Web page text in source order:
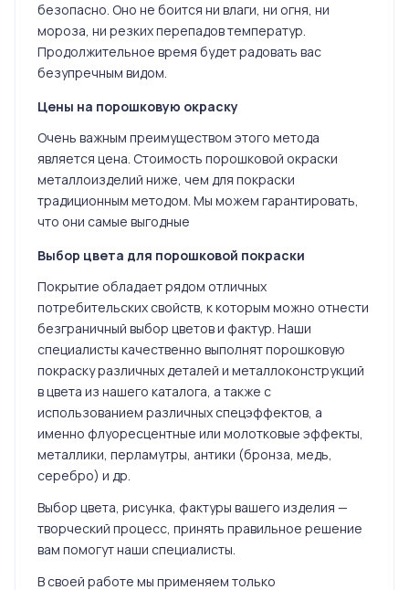
безопасно. Оно не боится ни влаги, ни огня, ни
мороза, ни резких перепадов температур.
Продолжительное время будет радовать вас
безупречным видом.
Цены на порошковую окраску
Очень важным преимуществом этого метода
является цена. Стоимость порошковой окраски
металлоизделий ниже, чем для покраски
традиционным методом. Мы можем гарантировать,
что они самые выгодные
Выбор цвета для порошковой покраски
Покрытие обладает рядом отличных
потребительских свойств, к которым можно отнести
безграничный выбор цветов и фактур. Наши
специалисты качественно выполнят порошковую
покраску различных деталей и металлоконструкций
в цвета из нашего каталога, а также с
использованием различных спецэффектов, а
именно флуоресцентные или молотковые эффекты,
металлики, перламутры, антики (бронза, медь,
серебро) и др.
Выбор цвета, рисунка, фактуры вашего изделия —
творческий процесс, принять правильное решение
вам помогут наши специалисты.
В своей работе мы применяем только